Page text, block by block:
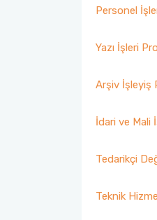
Personel
Yazı İşleri
Arşiv İşleyiş
İdari ve Mali
Tedarikçi
Teknik
Sosyal Komite Komisyonu
Sosyal Medya Komisyonu
Stratejik Planlama Komisyonu
Ulusal/ Uluslararası İlişkiler
Yemin Töreni Komisyonu